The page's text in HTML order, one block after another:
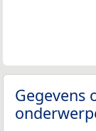
Gegevens